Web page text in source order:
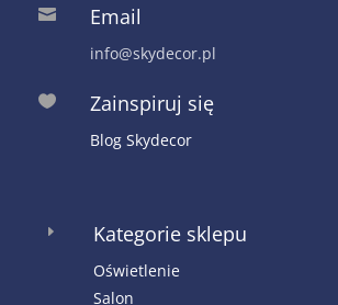
 Email
info@skydecor.pl
 Zainspiruj się
Blog Skydecor
E Kategorie sklepu
Oświetlenie
Salon